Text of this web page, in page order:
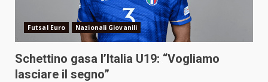
Futsal Euro Nazionali Giovanili
Schettino gasa l’Italia U19: “Vogliamo
lasciare il segno”